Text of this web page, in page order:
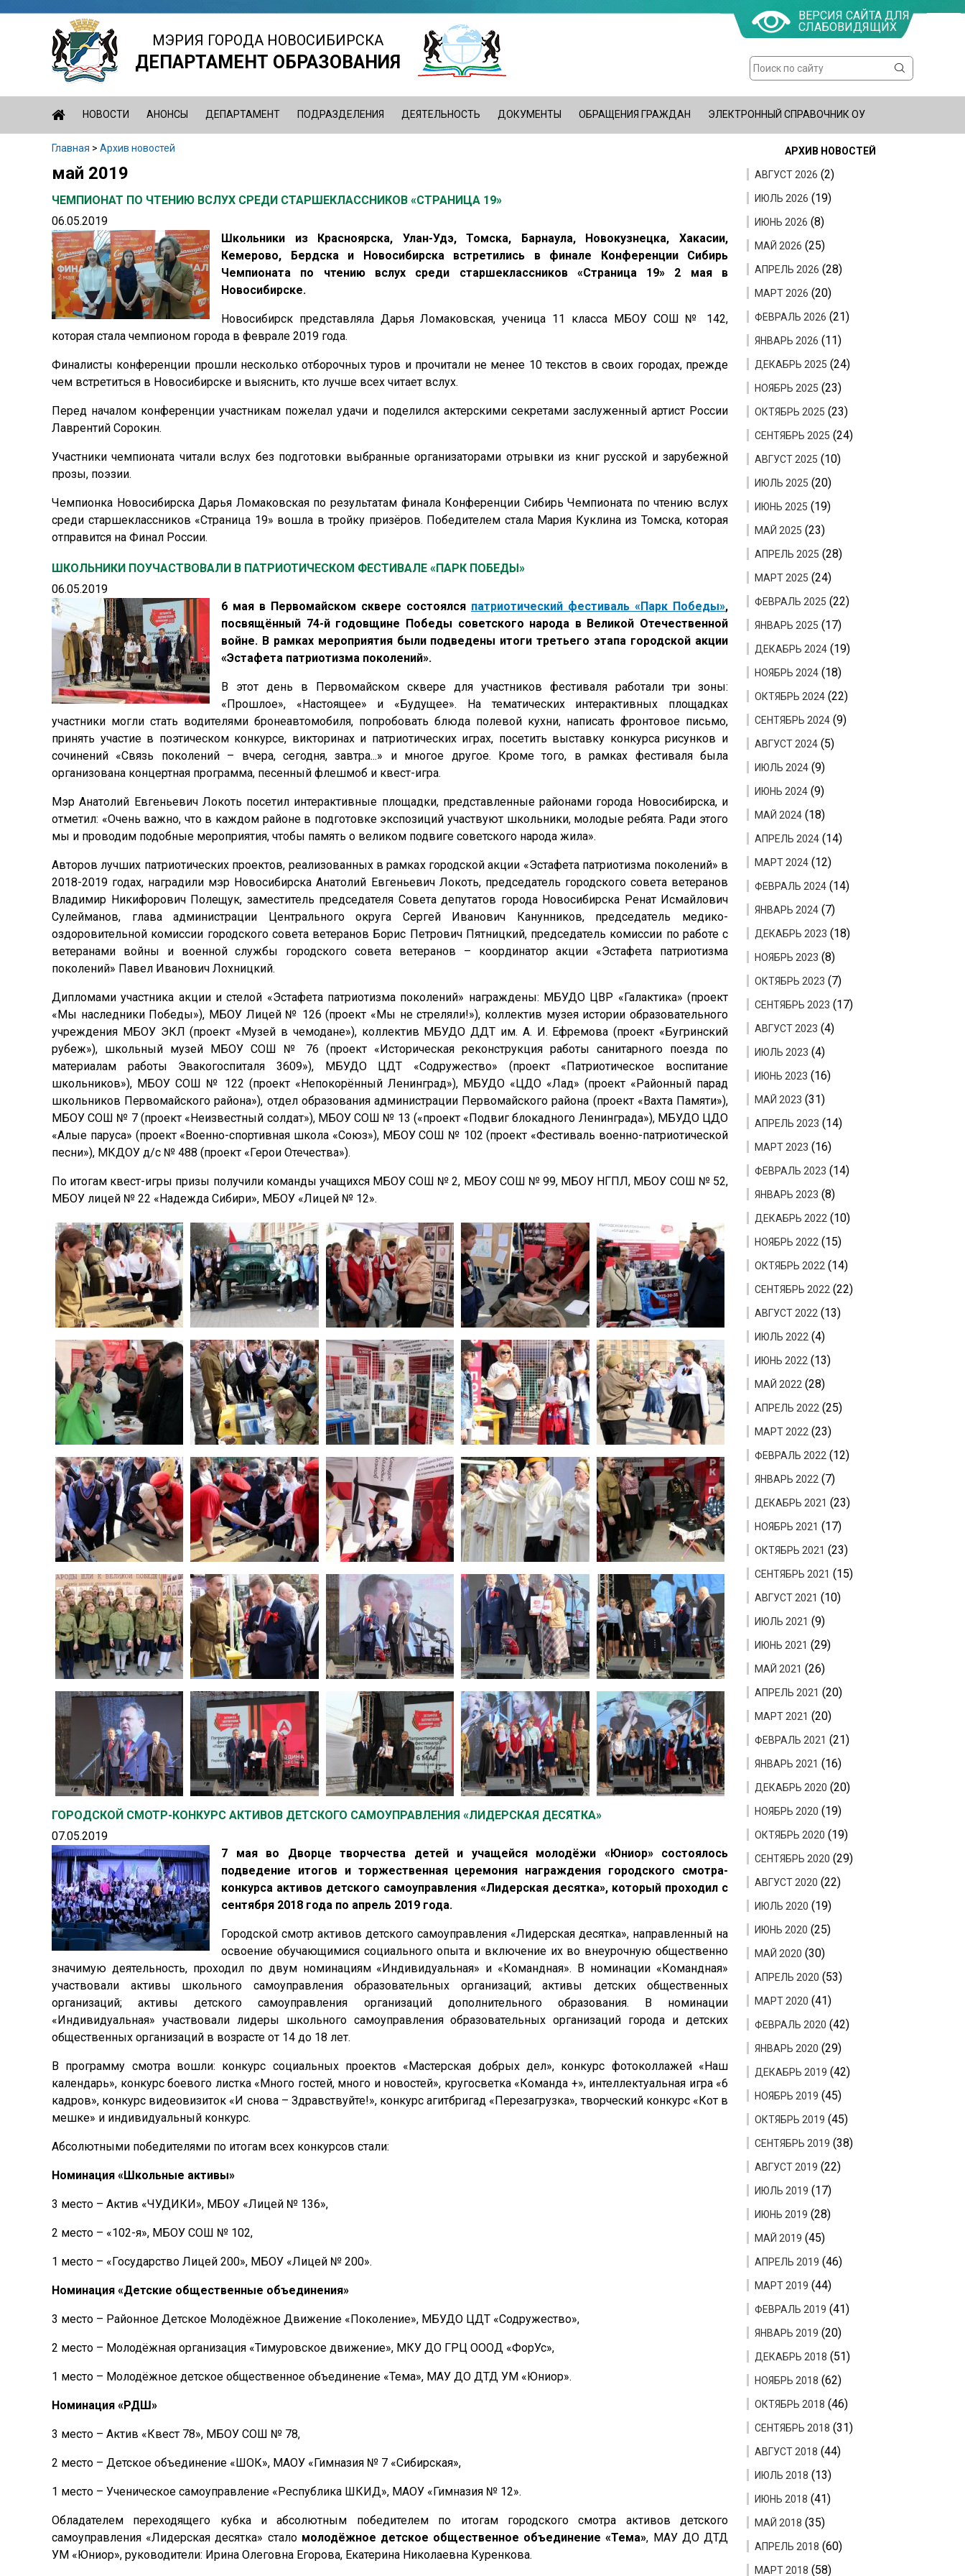
Jump
МЭРИЯ ГОРОДА НОВОСИБИРСКА
ДЕПАРТАМЕНТ ОБРАЗОВАНИЯ
Форма
поиска
Поиск
ВЕРСИЯ САЙТА ДЛЯ
СЛАБОВИДЯЩИХ
НОВОСТИ АНОНСЫ ДЕПАРТАМЕНТ ПОДРАЗДЕЛЕНИЯ ДЕЯТЕЛЬНОСТЬ ДОКУМЕНТЫ ОБРАЩЕНИЯ ГРАЖДАН ЭЛЕКТРОННЫЙ СПРАВОЧНИК ОУ
Вы
Главная > Архив новостей
Back
top
май 2019
ЧЕМПИОНАТ ПО ЧТЕНИЮ ВСЛУХ СРЕДИ СТАРШЕКЛАССНИКОВ «СТРАНИЦА 19»
06.05.2019
Школьники из Красноярска, Улан-Удэ, Томска, Барнаула, Новокузнецка, Хакасии,
Кемерово, Бердска и Новосибирска встретились в финале Конференции Сибирь
Чемпионата по чтению вслух среди старшеклассников «Страница 19» 2 мая в
Новосибирске.
Новосибирск представляла Дарья Ломаковская, ученица 11 класса МБОУ СОШ № 142,
которая стала чемпионом города в феврале 2019 года.
Финалисты конференции прошли несколько отборочных туров и прочитали не менее 10 текстов в своих городах, прежде
чем встретиться в Новосибирске и выяснить, кто лучше всех читает вслух.
Перед началом конференции участникам пожелал удачи и поделился актерскими секретами заслуженный артист России
Лаврентий Сорокин.
Участники чемпионата читали вслух без подготовки выбранные организаторами отрывки из книг русской и зарубежной
прозы, поэзии.
Чемпионка Новосибирска Дарья Ломаковская по результатам финала Конференции Сибирь Чемпионата по чтению вслух
среди старшеклассников «Страница 19» вошла в тройку призёров. Победителем стала Мария Куклина из Томска, которая
отправится на Финал России.
ШКОЛЬНИКИ ПОУЧАСТВОВАЛИ В ПАТРИОТИЧЕСКОМ ФЕСТИВАЛЕ «ПАРК ПОБЕДЫ»
06.05.2019
6 мая в Первомайском сквере состоялся патриотический фестиваль «Парк Победы»,
посвящённый 74-й годовщине Победы советского народа в Великой Отечественной
войне. В рамках мероприятия были подведены итоги третьего этапа городской акции
«Эстафета патриотизма поколений».
В этот день в Первомайском сквере для участников фестиваля работали три зоны:
«Прошлое», «Настоящее» и «Будущее». На тематических интерактивных площадках
участники могли стать водителями бронеавтомобиля, попробовать блюда полевой кухни, написать фронтовое письмо,
принять участие в поэтическом конкурсе, викторинах и патриотических играх, посетить выставку конкурса рисунков и
сочинений «Связь поколений – вчера, сегодня, завтра...» и многое другое. Кроме того, в рамках фестиваля была
организована концертная программа, песенный флешмоб и квест-игра.
Мэр Анатолий Евгеньевич Локоть посетил интерактивные площадки, представленные районами города Новосибирска, и
отметил: «Очень важно, что в каждом районе в подготовке экспозиций участвуют школьники, молодые ребята. Ради этого
мы и проводим подобные мероприятия, чтобы память о великом подвиге советского народа жила».
Авторов лучших патриотических проектов, реализованных в рамках городской акции «Эстафета патриотизма поколений» в
2018-2019 годах, наградили мэр Новосибирска Анатолий Евгеньевич Локоть, председатель городского совета ветеранов
Владимир Никифорович Полещук, заместитель председателя Совета депутатов города Новосибирска Ренат Исмайлович
Сулейманов, глава администрации Центрального округа Сергей Иванович Канунников, председатель медико-
оздоровительной комиссии городского совета ветеранов Борис Петрович Пятницкий, председатель комиссии по работе с
ветеранами войны и военной службы городского совета ветеранов – координатор акции «Эстафета патриотизма
поколений» Павел Иванович Лохницкий.
Дипломами участника акции и стелой «Эстафета патриотизма поколений» награждены: МБУДО ЦВР «Галактика» (проект
«Мы наследники Победы»), МБОУ Лицей № 126 (проект «Мы не стреляли!»), коллектив музея истории образовательного
учреждения МБОУ ЭКЛ (проект «Музей в чемодане»), коллектив МБУДО ДДТ им. А. И. Ефремова (проект «Бугринский
рубеж»), школьный музей МБОУ СОШ № 76 (проект «Историческая реконструкция работы санитарного поезда по
материалам работы Эвакогоспиталя 3609»), МБУДО ЦДТ «Содружество» (проект «Патриотическое воспитание
школьников»), МБОУ СОШ № 122 (проект «Непокорённый Ленинград»), МБУДО «ЦДО «Лад» (проект «Районный парад
школьников Первомайского района»), отдел образования администрации Первомайского района (проект «Вахта Памяти»),
МБОУ СОШ № 7 (проект «Неизвестный солдат»), МБОУ СОШ № 13 («проект «Подвиг блокадного Ленинграда»), МБУДО ЦДО
«Алые паруса» (проект «Военно-спортивная школа «Союз»), МБОУ СОШ № 102 (проект «Фестиваль военно-патриотической
песни»), МКДОУ д/с № 488 (проект «Герои Отечества»).
По итогам квест-игры призы получили команды учащихся МБОУ СОШ № 2, МБОУ СОШ № 99, МБОУ НГПЛ, МБОУ СОШ № 52,
МБОУ лицей № 22 «Надежда Сибири», МБОУ «Лицей № 12».
ГОРОДСКОЙ СМОТР-КОНКУРС АКТИВОВ ДЕТСКОГО САМОУПРАВЛЕНИЯ «ЛИДЕРСКАЯ ДЕСЯТКА»
07.05.2019
7 мая во Дворце творчества детей и учащейся молодёжи «Юниор» состоялось
подведение итогов и торжественная церемония награждения городского смотра-
конкурса активов детского самоуправления «Лидерская десятка», который проходил с
сентября 2018 года по апрель 2019 года.
Городской смотр активов детского самоуправления «Лидерская десятка», направленный на
освоение обучающимися социального опыта и включение их во внеурочную общественно
значимую деятельность, проходил по двум номинациям «Индивидуальная» и «Командная». В номинации «Командная»
участвовали активы школьного самоуправления образовательных организаций; активы детских общественных
организаций; активы детского самоуправления организаций дополнительного образования. В номинации
«Индивидуальная» участвовали лидеры школьного самоуправления образовательных организаций города и детских
общественных организаций в возрасте от 14 до 18 лет.
В программу смотра вошли: конкурс социальных проектов «Мастерская добрых дел», конкурс фотоколлажей «Наш
календарь», конкурс боевого листка «Много гостей, много и новостей», кругосветка «Команда +», интеллектуальная игра «6
кадров», конкурс видеовизиток «И снова – Здравствуйте!», конкурс агитбригад «Перезагрузка», творческий конкурс «Кот в
мешке» и индивидуальный конкурс.
Абсолютными победителями по итогам всех конкурсов стали:
Номинация «Школьные активы»
3 место – Актив «ЧУДИКИ», МБОУ «Лицей № 136»,
2 место – «102-я», МБОУ СОШ № 102,
1 место – «Государство Лицей 200», МБОУ «Лицей № 200».
Номинация «Детские общественные объединения»
3 место – Районное Детское Молодёжное Движение «Поколение», МБУДО ЦДТ «Содружество»,
2 место – Молодёжная организация «Тимуровское движение», МКУ ДО ГРЦ ОООД «ФорУс»,
1 место – Молодёжное детское общественное объединение «Тема», МАУ ДО ДТД УМ «Юниор».
Номинация «РДШ»
3 место – Актив «Квест 78», МБОУ СОШ № 78,
2 место – Детское объединение «ШОК», МАОУ «Гимназия № 7 «Сибирская»,
1 место – Ученическое самоуправление «Республика ШКИД», МАОУ «Гимназия № 12».
Обладателем переходящего кубка и абсолютным победителем по итогам городского смотра активов детского
самоуправления «Лидерская десятка» стало молодёжное детское общественное объединение «Тема», МАУ ДО ДТД
УМ «Юниор», руководители: Ирина Олеговна Егорова, Екатерина Николаевна Куренкова.
АРХИВ НОВОСТЕЙ
АВГУСТ 2026 (2)
ИЮЛЬ 2026 (19)
ИЮНЬ 2026 (8)
МАЙ 2026 (25)
АПРЕЛЬ 2026 (28)
МАРТ 2026 (20)
ФЕВРАЛЬ 2026 (21)
ЯНВАРЬ 2026 (11)
ДЕКАБРЬ 2025 (24)
НОЯБРЬ 2025 (23)
ОКТЯБРЬ 2025 (23)
СЕНТЯБРЬ 2025 (24)
АВГУСТ 2025 (10)
ИЮЛЬ 2025 (20)
ИЮНЬ 2025 (19)
МАЙ 2025 (23)
АПРЕЛЬ 2025 (28)
МАРТ 2025 (24)
ФЕВРАЛЬ 2025 (22)
ЯНВАРЬ 2025 (17)
ДЕКАБРЬ 2024 (19)
НОЯБРЬ 2024 (18)
ОКТЯБРЬ 2024 (22)
СЕНТЯБРЬ 2024 (9)
АВГУСТ 2024 (5)
ИЮЛЬ 2024 (9)
ИЮНЬ 2024 (9)
МАЙ 2024 (18)
АПРЕЛЬ 2024 (14)
МАРТ 2024 (12)
ФЕВРАЛЬ 2024 (14)
ЯНВАРЬ 2024 (7)
ДЕКАБРЬ 2023 (18)
НОЯБРЬ 2023 (8)
ОКТЯБРЬ 2023 (7)
СЕНТЯБРЬ 2023 (17)
АВГУСТ 2023 (4)
ИЮЛЬ 2023 (4)
ИЮНЬ 2023 (16)
МАЙ 2023 (31)
АПРЕЛЬ 2023 (14)
МАРТ 2023 (16)
ФЕВРАЛЬ 2023 (14)
ЯНВАРЬ 2023 (8)
ДЕКАБРЬ 2022 (10)
НОЯБРЬ 2022 (15)
ОКТЯБРЬ 2022 (14)
СЕНТЯБРЬ 2022 (22)
АВГУСТ 2022 (13)
ИЮЛЬ 2022 (4)
ИЮНЬ 2022 (13)
МАЙ 2022 (28)
АПРЕЛЬ 2022 (25)
МАРТ 2022 (23)
ФЕВРАЛЬ 2022 (12)
ЯНВАРЬ 2022 (7)
ДЕКАБРЬ 2021 (23)
НОЯБРЬ 2021 (17)
ОКТЯБРЬ 2021 (23)
СЕНТЯБРЬ 2021 (15)
АВГУСТ 2021 (10)
ИЮЛЬ 2021 (9)
ИЮНЬ 2021 (29)
МАЙ 2021 (26)
АПРЕЛЬ 2021 (20)
МАРТ 2021 (20)
ФЕВРАЛЬ 2021 (21)
ЯНВАРЬ 2021 (16)
ДЕКАБРЬ 2020 (20)
НОЯБРЬ 2020 (19)
ОКТЯБРЬ 2020 (19)
СЕНТЯБРЬ 2020 (29)
АВГУСТ 2020 (22)
ИЮЛЬ 2020 (19)
ИЮНЬ 2020 (25)
МАЙ 2020 (30)
АПРЕЛЬ 2020 (53)
МАРТ 2020 (41)
ФЕВРАЛЬ 2020 (42)
ЯНВАРЬ 2020 (29)
ДЕКАБРЬ 2019 (42)
НОЯБРЬ 2019 (45)
ОКТЯБРЬ 2019 (45)
СЕНТЯБРЬ 2019 (38)
АВГУСТ 2019 (22)
ИЮЛЬ 2019 (17)
ИЮНЬ 2019 (28)
МАЙ 2019 (45)
АПРЕЛЬ 2019 (46)
МАРТ 2019 (44)
ФЕВРАЛЬ 2019 (41)
ЯНВАРЬ 2019 (20)
ДЕКАБРЬ 2018 (51)
НОЯБРЬ 2018 (62)
ОКТЯБРЬ 2018 (46)
СЕНТЯБРЬ 2018 (31)
АВГУСТ 2018 (44)
ИЮЛЬ 2018 (13)
ИЮНЬ 2018 (41)
МАЙ 2018 (35)
АПРЕЛЬ 2018 (60)
МАРТ 2018 (58)